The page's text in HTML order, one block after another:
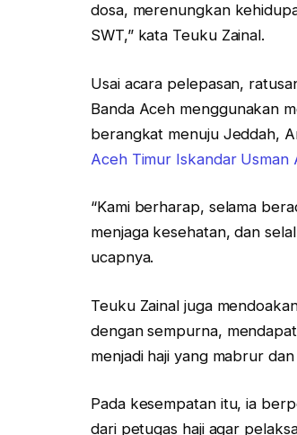
dosa, merenungkan
SWT,” kata Teuku Zainal.
Usai acara pelepasan,
Banda Aceh menggunakan
berangkat menuju Jeddah,
Aceh Timur Iskandar Usman
“Kami berharap, selama
menjaga kesehatan, dan
ucapnya.
Teuku Zainal juga
dengan sempurna,
menjadi haji yang mabrur
Pada kesempatan itu, ia
dari petugas haji agar